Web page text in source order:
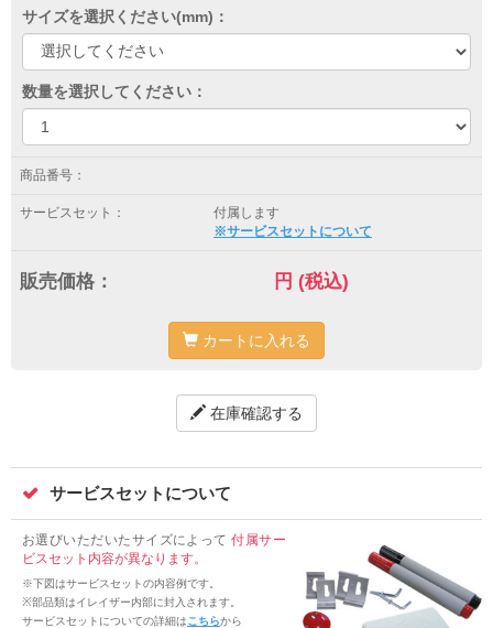
サイズを選択ください(mm)：
数量を選択してください：
商品番号：
サービスセット：
付属します
※サービスセットについて
販売価格： 円 (税込)
カートに入れる
在庫確認する
サービスセットについて
お選びいただいたサイズによって付属サー
ビスセット内容が異なります。
※下図はサービスセットの内容例です。
※部品類はイレイザー内部に封入されます。
サービスセットについての詳細はこちらから